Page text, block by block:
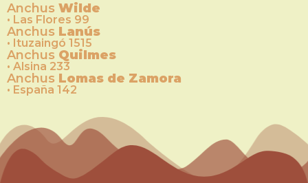
Anchus Wilde
• Las Flores 99
Anchus Lanús
• Ituzaingó 1515
Anchus Quilmes
• Alsina 233
Anchus Lomas de Zamora
• España 142